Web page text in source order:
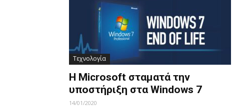
Τεχνολογία
Η Microsoft σταματά την
υποστήριξη στα Windows 7
14/01/2020